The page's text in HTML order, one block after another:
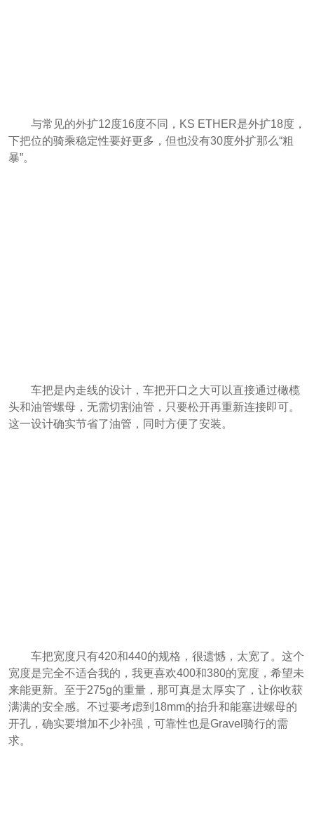
与常见的外扩12度16度不同，KS ETHER是外扩18度，
下把位的骑乘稳定性要好更多，但也没有30度外扩那么“粗
暴”。
车把是内走线的设计，车把开口之大可以直接通过橄榄
头和油管螺母，无需切割油管，只要松开再重新连接即可。
这一设计确实节省了油管，同时方便了安装。
车把宽度只有420和440的规格，很遗憾，太宽了。这个
宽度是完全不适合我的，我更喜欢400和380的宽度，希望未
来能更新。至于275g的重量，那可真是太厚实了，让你收获
满满的安全感。不过要考虑到18mm的抬升和能塞进螺母的
开孔，确实要增加不少补强，可靠性也是Gravel骑行的需
求。